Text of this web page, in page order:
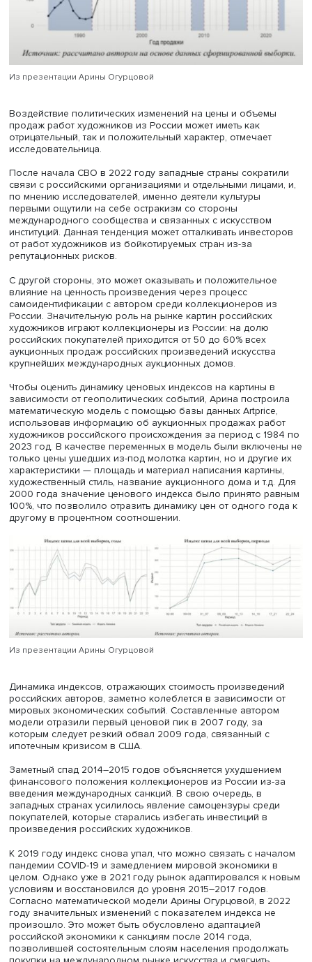
привлекательной долгосрочной инвестицией.
Воздействие политических изменений на цены и
продаж работ художников из России может иметь как
отрицательный, так и положительный характер, отмечает
исследовательница.
После начала СВО в 2022 году западные страны
связи с российскими организациями и отдельными
по мнению исследователей, именно деятели культуры
первыми ощутили на себе остракизм со стороны
международного сообщества и связанных с искусством
институций. Данная тенденция может отталкивать
от работ художников из бойкотируемых стран из-за
репутационных рисков.
C другой стороны, это может оказывать и
влияние на ценность произведения через процесс
России. Значительную роль на рынке картин
художников играют коллекционеры из России: на долю
российских покупателей приходится от 50 до 60% всех
аукционных продаж российских произведений
крупнейших международных аукционных домов.
Чтобы оценить динамику ценовых индексов на картины
зависимости от геополитических событий, Арина
математическую модель с помощью базы данных
художников российского происхождения за период с
2023 год. В качестве переменных в модель были
только цены ушедших из-под молотка картин, но и
характеристики — площадь и материал написания
художественный стиль, название аукционного дома и
2000 года значение ценового индекса было принято
100%, что позволило отразить динамику цен от одного
другому в процентном соотношении.
Из презентации Арины Огурцовой